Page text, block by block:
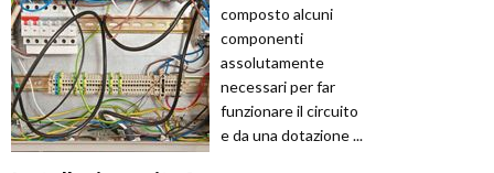
composto alcuni
componenti
assolutamente
necessari per far
funzionare il circuito
e da una dotazione ...